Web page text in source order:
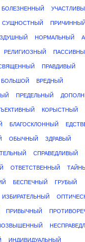
БОЛЕЗНЕННЫЙ
СУЩНОСТНЫЙ
НОРМАЛЬНЫЙ
РЕЛИГИОЗНЫЙ
ПРАВДИВЫЙ
БОЛЬШОЙ ВРЕДНЫЙ
ПРЕДЕЛЬНЫЙ
КОРЫСТНЫЙ
БЛАГОСКЛОННЫЙ
ОБЫЧНЫЙ ЗДРАВЫЙ
СПРАВЕДЛИВЫЙ
ОТВЕТСТВЕННЫЙ
БЕСПЕЧНЫЙ ГРУБЫЙ
ИЗБИРАТЕЛЬНЫЙ
ПРИВЫЧНЫЙ
ИНДИВИДУАЛЬНЫЙ